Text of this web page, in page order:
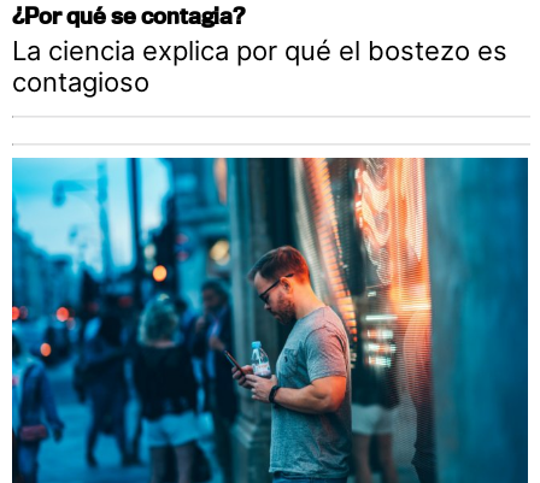
¿Por qué se contagia?
La ciencia explica por qué el bostezo es
contagioso